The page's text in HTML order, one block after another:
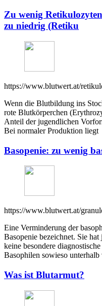
Zu wenig
zu niedrig (Retiku
https://www.blutwert.at/
Wenn die Blutbildung ins
rote Blutkörperchen
Anteil der jugendlichen
Bei normaler Produktion liegt
Basopenie: zu wenig
https://www.blutwert.at/
Eine Verminderung der
Basopenie bezeichnet. Sie
keine besondere
Basophilen sowieso
Was ist Blutarmut?